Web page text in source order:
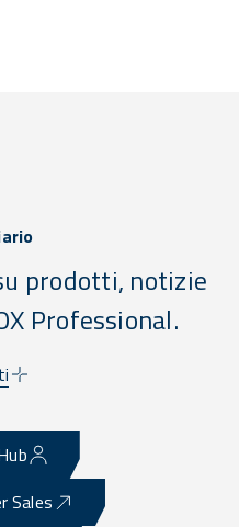
prodotti, notizie
Professional.
Sales